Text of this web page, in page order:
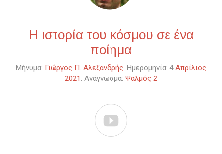
Η ιστορία του κόσμου σε ένα
ποίημα
Μήνυμα: Γιώργος Π. Αλεξανδρής. Ημερομηνία: 4Απρίλιος
2021 . Ανάγνωσμα: Ψαλμός 2
